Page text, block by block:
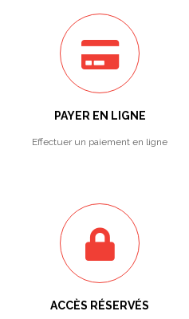
PAYER EN LIGNE
Effectuer un paiement en ligne
ACCÈS RÉSERVÉS